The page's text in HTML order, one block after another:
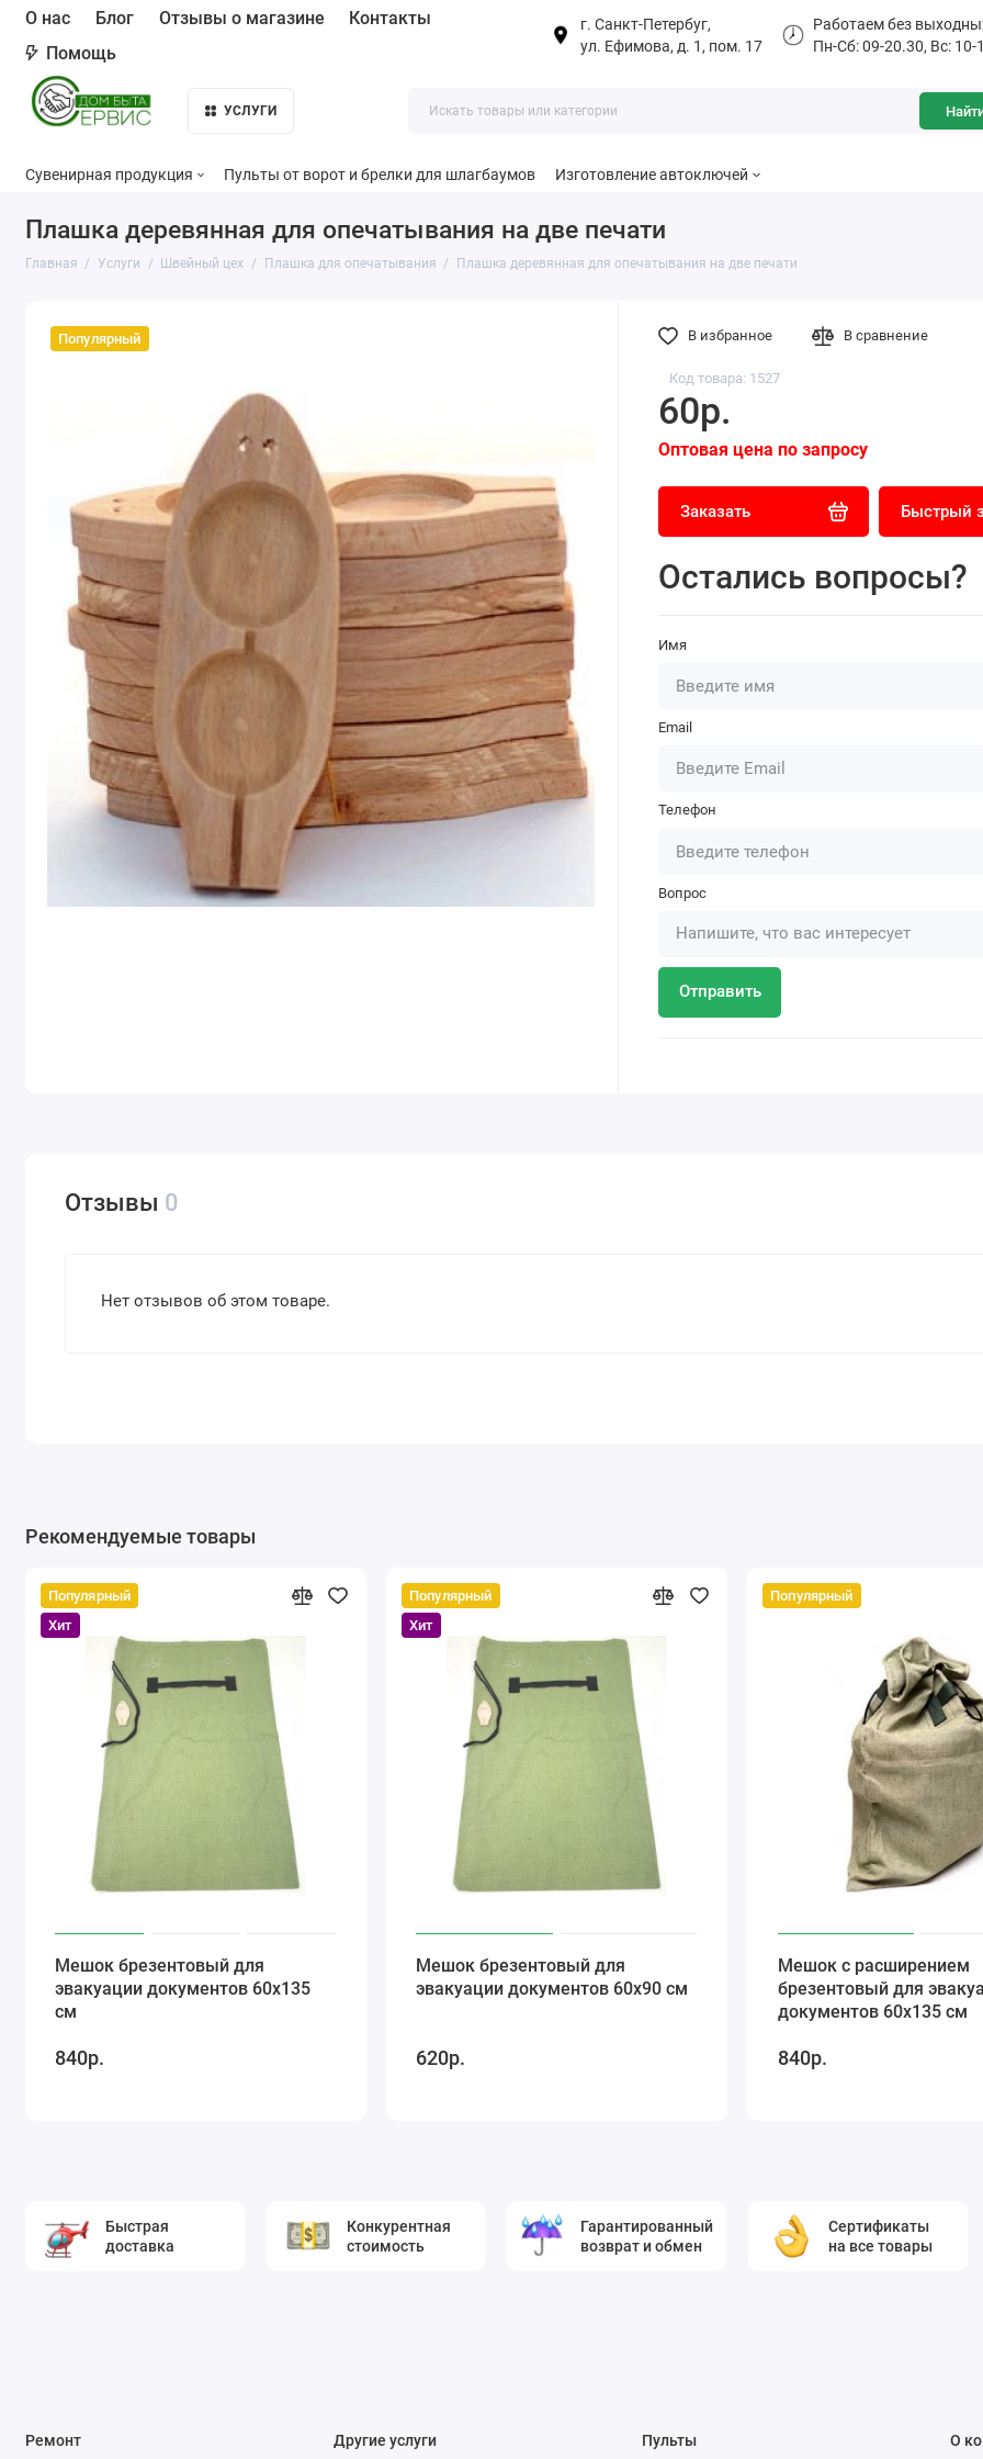
О нас Блог Отзывы о магазине
Контакты
Помощь
г. Санкт-Петербуг,
ул. Ефимова, д. 1, пом. 17
Работаем без
Пн-Сб: 09-20.30, Вс: 10-
УСЛУГИ
Сувенирная продукция Пульты от ворот и брелки для шлагбаумов Изготовление автоключей
Плашка деревянная для опечатывания на две печати
Главная Услуги Швейный цех Плашка для опечатывания Плашка деревянная для опечатывания на две печати
Популярный
Код товара: 1527
60р.
Оптовая цена по запросу
Заказать Быстрый
Остались вопросы?
Имя
Email
Телефон
Вопрос
Отправить
В избранное В сравнение
Отзывы 0
Нет отзывов об этом товаре.
Рекомендуемые товары
Популярный
Хит
Мешок брезентовый для
эвакуации документов 60х135
см
840р.
Популярный
Хит
Мешок брезентовый для
эвакуации документов 60х90 см
620р.
Популярный
Мешок с расширением
брезентовый для
документов 60х135 см
840р.
Быстрая
доставка
Конкурентная
стоимость
Гарантированный
возврат и обмен
Сертификаты
на все товары
Ремонт Другие услуги Пульты О